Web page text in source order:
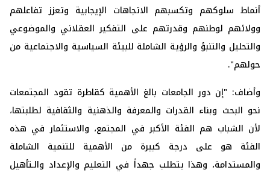
أنماط سلوكهم وتكسبهم الاتجاهات الإيجابية وتعزز تفاعلهم
وولائهم لوطنهم وقدرتهم على التفكير العقلاني والموضوعي
والتحليل والتنبؤ والرؤية الشاملة للبيئة السياسية والاجتماعية من
حولهم".
وأضاف: "إن دور الجامعات بالغ الأهمية كقاطرة تقود المجتمعات
نحو البحث وبناء القدرات والمعرفة والذهنية والثقافية لطلبتها،
لأن الشباب هم الفئة الأكبر في المجتمع، والاستثمار في هذه
الفئة هو على درجة كبيرة من الأهمية للتنمية الشاملة
والمستدامة، وهذا يتطلب جهداً في التعليم والإعداد والـتأهيل